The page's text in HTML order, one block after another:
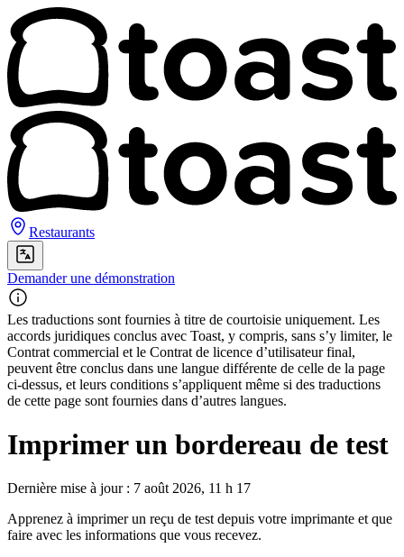
Restaurants
Demander une démonstration
Les traductions sont fournies à titre de courtoisie uniquement. Les
accords juridiques conclus avec Toast, y compris, sans s’y limiter, le
Contrat commercial et le Contrat de licence d’utilisateur final,
peuvent être conclus dans une langue différente de celle de la page
ci-dessus, et leurs conditions s’appliquent même si des traductions
de cette page sont fournies dans d’autres langues.
Imprimer un bordereau de test
Dernière mise à jour : 7 août 2026, 11 h 17
Apprenez à imprimer un reçu de test depuis votre imprimante et que
faire avec les informations que vous recevez.